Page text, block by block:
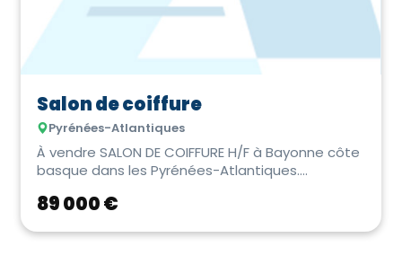
Salon de coiffure
Pyrénées-Atlantiques
À vendre SALON DE COIFFURE H/F à Bayonne côte
basque dans les Pyrénées-Atlantiques.
89 000 €